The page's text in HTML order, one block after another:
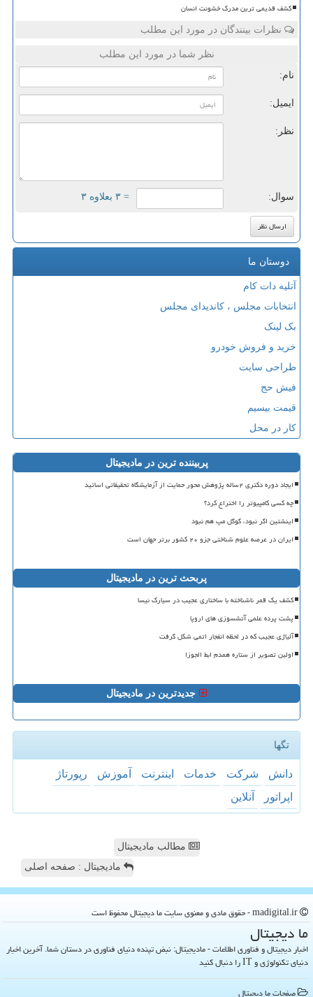
کشف قدیمی ترین مدرک خشونت انسان
نظرات بینندگان در مورد این مطلب
نظر شما در مورد این مطلب
نام:
ایمیل:
نظر:
سوال: = ۳ بعلاوه ۳
دوستان ما
آتلیه دات کام
انتخابات مجلس ، کاندیدای مجلس
بک لینک
خرید و فروش خودرو
طراحی سایت
فیش حج
قیمت بیسیم
کار در محل
پربیننده ترین در مادیجیتال
ایجاد دوره دکتری ۲ساله پژوهش محور حمایت از آزمایشگاه تحقیقاتی اساتید
چه کسی کامپیوتر را اختراع کرد؟
اینشتین اگر نبود، گوگل مپ هم نبود
ایران در عرصه علوم شناختی جزو ۲۰ کشور برتر جهان است
پربحث ترین در مادیجیتال
کشف یک قمر ناشناخته با ساختاری عجیب در سیارک نیسا
پشت پرده علمی آتشسوزی های اروپا
آلیاژی عجیب که در لحظه انفجار اتمی شکل گرفت
اولین تصویر از ستاره همدم ابط الجوزا
جدیدترین در مادیجیتال
تگها
دانش شركت خدمات اینترنت آموزش
رپورتاژ
اپراتور
آنلاین
مطالب مادیجیتال
مادیجیتال : صفحه اصلی
ما دیجیتال
اخبار دیجیتال و فناوری اطلاعات - مادیجیتال: نبض تپنده دنیای فناوری در دستان شما. آخرین اخبار
دنیای تکنولوژی و IT را دنبال کنید
صفحات ما دیجیتال